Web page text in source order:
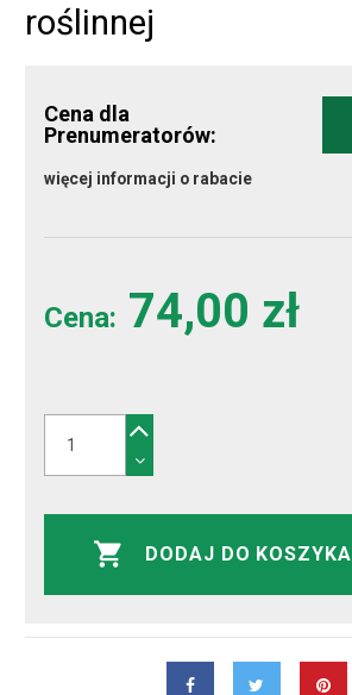
roślinnej
Cena dla
Prenumeratorów:
więcej informacji o rabacie
Cena: 74,00 zł
DODAJ DO KOSZYKA